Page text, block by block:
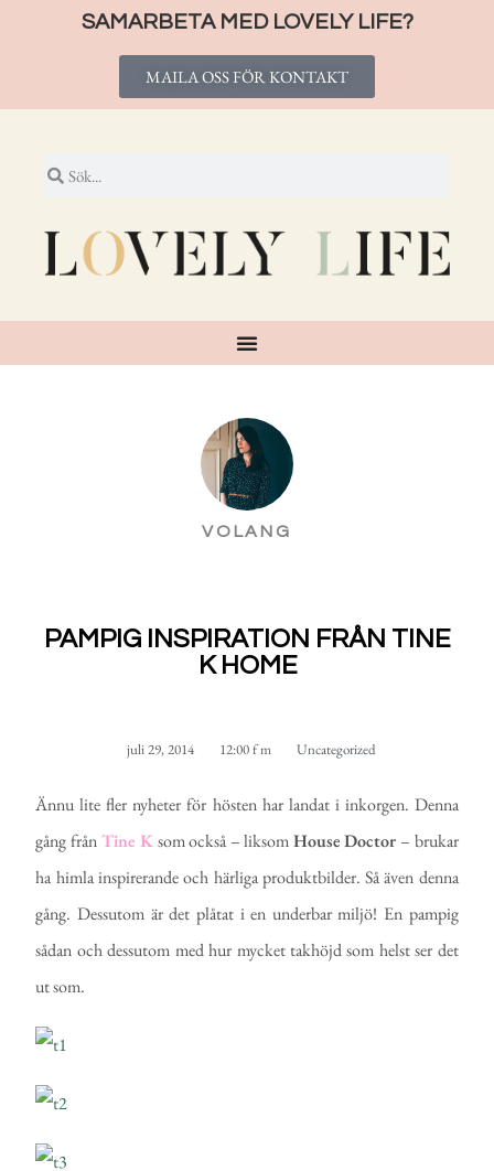
SAMARBETA MED LOVELY LIFE?
MAILA OSS FÖR KONTAKT
VOLANG
PAMPIG INSPIRATION FRÅN TINE
K HOME
juli 29, 2014 12:00 f m Uncategorized
Ännu lite fler nyheter för hösten har landat i inkorgen. Denna
gång frånTine Ksom också – liksomHouse Doctor – brukar
ha himla inspirerande och härliga produktbilder. Så även denna
gång. Dessutom är det plåtat i en underbar miljö! En pampig
sådan och dessutom med hur mycket takhöjd som helst ser det
ut som.